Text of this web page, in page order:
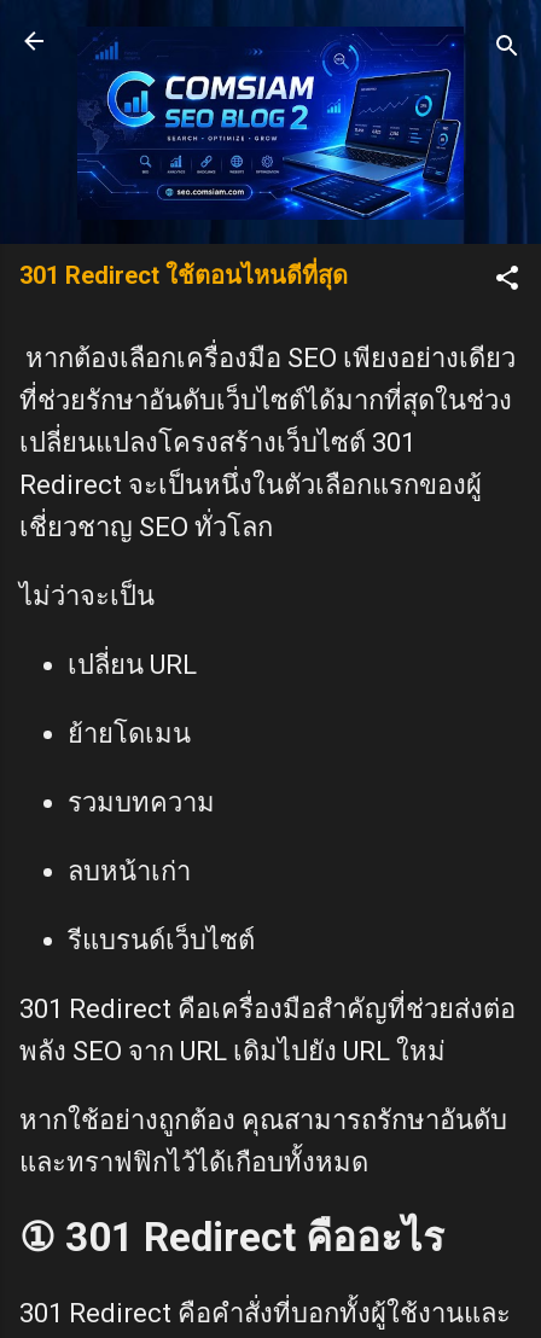
Skip to main content
301 Redirect ใช้ตอนไหนดีที่สุด
หากต้องเลือกเครื่องมือ SEO เพียงอย่างเดียว
ที่ช่วยรักษาอันดับเว็บไซต์ได้มากที่สุดในช่วง
เปลี่ยนแปลงโครงสร้างเว็บไซต์ 301
Redirect จะเป็นหนึ่งในตัวเลือกแรกของผู้
เชี่ยวชาญ SEO ทั่วโลก
ไม่ว่าจะเป็น
เปลี่ยน URL
ย้ายโดเมน
รวมบทความ
ลบหน้าเก่า
รีแบรนด์เว็บไซต์
301 Redirect คือเครื่องมือสำคัญที่ช่วยส่งต่อ
พลัง SEO จาก URL เดิมไปยัง URL ใหม่
หากใช้อย่างถูกต้อง คุณสามารถรักษาอันดับ
และทราฟฟิกไว้ได้เกือบทั้งหมด
① 301 Redirect คืออะไร
301 Redirect คือคำสั่งที่บอกทั้งผู้ใช้งานและ